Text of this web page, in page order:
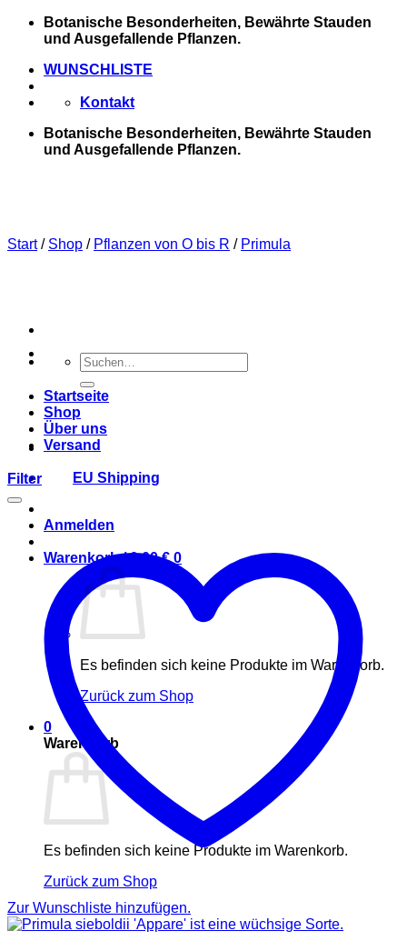
Zum
Botanische Besonderheiten, Bewährte Stauden
und Ausgefallende Pflanzen.
WUNSCHLISTE
Kontakt
Botanische Besonderheiten, Bewährte Stauden
und Ausgefallende Pflanzen.
Suchen
nach:
Startseite
Shop
Über uns
Versand
EU Shipping
Anmelden
Warenkorb /0,00€ 0
Es befinden sich keine Produkte im Warenkorb.
Zurück zum Shop
0
Warenkorb
Es befinden sich keine Produkte im Warenkorb.
Zurück zum Shop
Start / Shop / Pflanzen von O bis R / Primula
Filter
Zur Wunschliste hinzufügen.